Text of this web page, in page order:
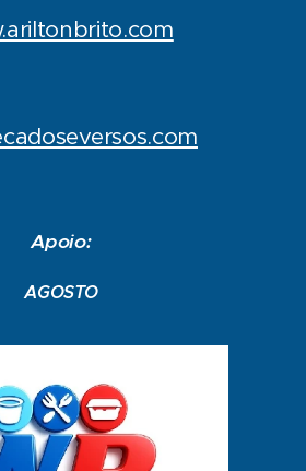
Apoio:
AGOSTO